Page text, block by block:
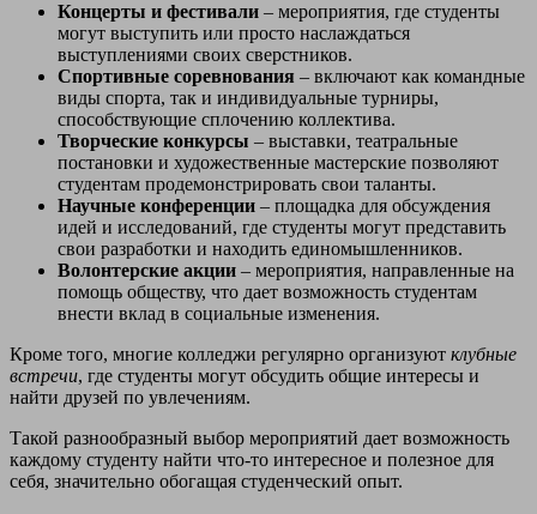
Концерты и фестивали – мероприятия, где студенты
могут выступить или просто наслаждаться
выступлениями своих сверстников.
Спортивные соревнования – включают как командные
виды спорта, так и индивидуальные турниры,
способствующие сплочению коллектива.
Творческие конкурсы – выставки, театральные
постановки и художественные мастерские позволяют
студентам продемонстрировать свои таланты.
Научные конференции – площадка для обсуждения
идей и исследований, где студенты могут представить
свои разработки и находить единомышленников.
Волонтерские акции – мероприятия, направленные на
помощь обществу, что дает возможность студентам
внести вклад в социальные изменения.
Кроме того, многие колледжи регулярно организуют клубные
встречи, где студенты могут обсудить общие интересы и
найти друзей по увлечениям.
Такой разнообразный выбор мероприятий дает возможность
каждому студенту найти что-то интересное и полезное для
себя, значительно обогащая студенческий опыт.